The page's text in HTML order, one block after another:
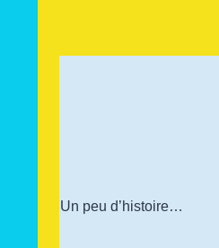
Un peu d’histoire…